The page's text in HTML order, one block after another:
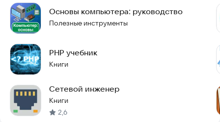
Формирование структуры проекта
Ресурсы проекта
Сохранение проекта
Печать графика реализации проекта
Заключение
Литература
Основы компьютера: руководство
Полезные инструменты
PHP учебник
Книги
Сетевой инженер
Книги
2,6